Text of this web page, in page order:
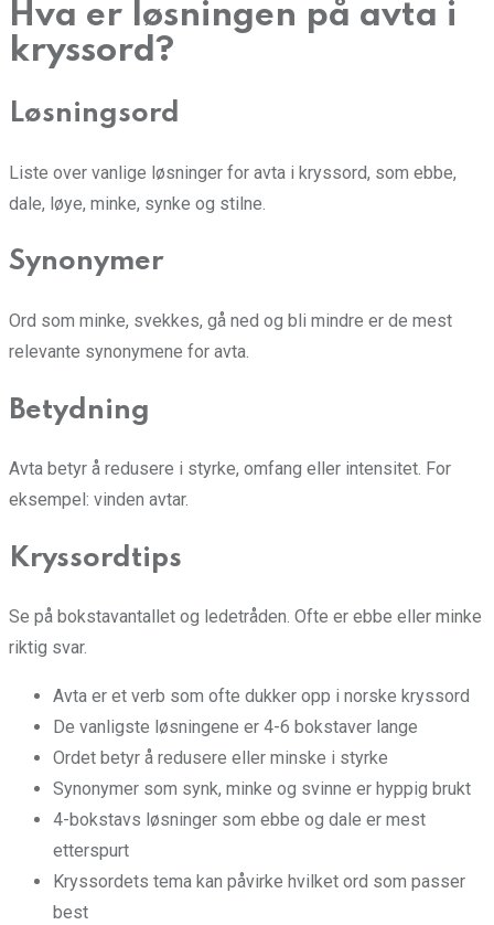
Hva er løsningen på avta i
kryssord?
Løsningsord
Liste over vanlige løsninger for avta i kryssord, som ebbe,
dale, løye, minke, synke og stilne.
Synonymer
Ord som minke, svekkes, gå ned og bli mindre er de mest
relevante synonymene for avta.
Betydning
Avta betyr å redusere i styrke, omfang eller intensitet. For
eksempel: vinden avtar.
Kryssordtips
Se på bokstavantallet og ledetråden. Ofte er ebbe eller minke
riktig svar.
Avta er et verb som ofte dukker opp i norske kryssord
De vanligste løsningene er 4-6 bokstaver lange
Ordet betyr å redusere eller minske i styrke
Synonymer som synk, minke og svinne er hyppig brukt
4-bokstavs løsninger som ebbe og dale er mest
etterspurt
Kryssordets tema kan påvirke hvilket ord som passer
best